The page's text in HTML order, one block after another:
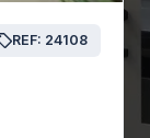
REF: 24108